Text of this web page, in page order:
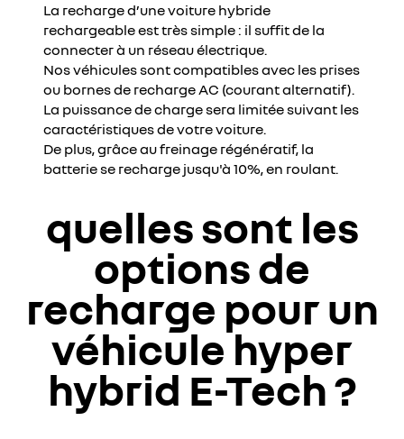
La recharge d’une voiture hybride
rechargeable est très simple : il suffit de la
connecter à un réseau électrique.
Nos véhicules sont compatibles avec les prises
ou bornes de recharge AC (courant alternatif).
La puissance de charge sera limitée suivant les
caractéristiques de votre voiture.
De plus, grâce au freinage régénératif, la
batterie se recharge jusqu'à 10%, en roulant.
quelles sont les
options de
recharge pour un
véhicule hyper
hybrid E-Tech ?